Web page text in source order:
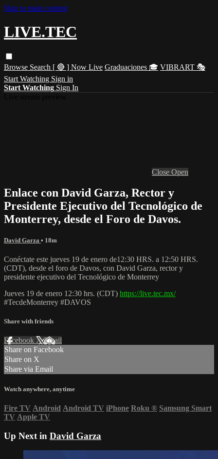
Skip to main content
LIVE.TEC
Browse Search [ 🔴 ] Now Live Graduaciones 🎓 VIBRART 🎭
Start Watching Sign in
Start Watching Sign In
Close Open
Enlace con David Garza, Rector y
Presidente Ejecutivo del Tecnológico de
Monterrey, desde el Foro de Davos.
David Garza • 18m
Conéctate este jueves 19 de enero de12:30 HRS. a 12:50 HRS.
(CDT), desde el foro de Davos, con David Garza, rector y
presidente ejecutivo del Tecnológico de Monterrey
Jueves 19 de enero 12:30 hrs. (CDT) https://live.tec.mx/
#TecdeMonterrey #DAVOS
Share with friends
Facebook XEmail
Share on Facebook
Share on X
Share via Email
Watch anywhere, anytime
Fire TV Android Android TV iPhone Roku ® Samsung Smart
TV Apple TV
Up Next in David Garza